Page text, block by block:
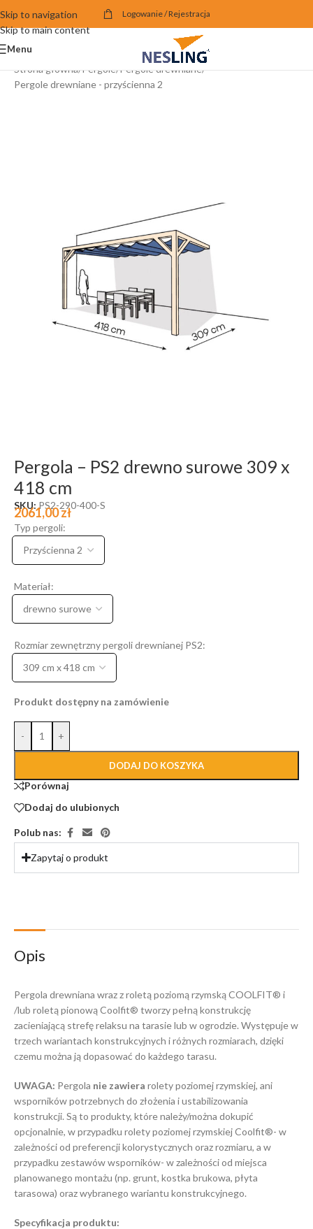
Skip to navigation
Skip to main content
Logowanie / Rejestracja
Menu
Strona główna/Pergole/Pergole drewniane/
Pergole drewniane - przyścienna 2
Pergola – PS2 drewno surowe 309 x
418 cm
SKU:PS2-290-400-S
2061,00zł
Typ pergoli:
Materiał:
Rozmiar zewnętrzny pergoli drewnianej PS2:
Produkt dostępny na zamówienie
- +
DODAJ DO KOSZYKA
Porównaj
Dodaj do ulubionych
Polub nas:
Zapytaj o produkt
Opis
Pergola drewniana wraz z roletą poziomą rzymską COOLFIT® i
/lub roletą pionową Coolfit® tworzy pełną konstrukcję
zacieniającą strefę relaksu na tarasie lub w ogrodzie. Występuje w
trzech wariantach konstrukcyjnych i różnych rozmiarach, dzięki
czemu można ją dopasować do każdego tarasu.
UWAGA: Pergola nie zawiera rolety poziomej rzymskiej, ani
wsporników potrzebnych do złożenia i ustabilizowania
konstrukcji. Są to produkty, które należy/można dokupić
opcjonalnie, w przypadku rolety poziomej rzymskiej Coolfit®- w
zależności od preferencji kolorystycznych oraz rozmiaru, a w
przypadku zestawów wsporników- w zależności od miejsca
planowanego montażu (np. grunt, kostka brukowa, płyta
tarasowa) oraz wybranego wariantu konstrukcyjnego.
Specyfikacja produktu: